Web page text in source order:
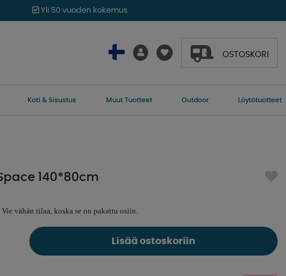
Yli 50 vuoden kokemus
OSTOSKORI
Koti & Sisustus Muut Tuotteet Outdoor Löytötuotteet
140*80cm
vähän tilaa, koska se on pakattu osiin.
Lisää ostoskoriin